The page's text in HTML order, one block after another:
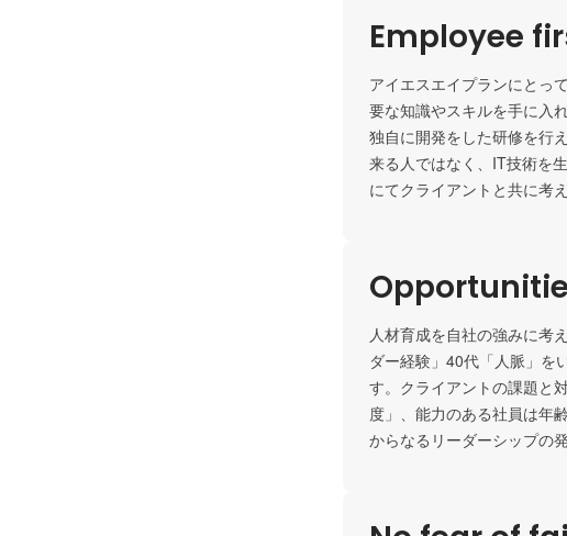
Employee
アイエスエイプランにとっ
要な知識やスキルを手に入
独自に開発をした研修を行
来る人ではなく、IT技術を
にてクライアントと共に考
人材育成を自社の強みに考
ダー経験」40代「人脈」を
す。クライアントの課題と
度」、能力のある社員は年
からなるリーダーシップの